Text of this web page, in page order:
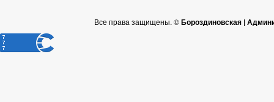
Все права защищены. ©Бороздиновская |